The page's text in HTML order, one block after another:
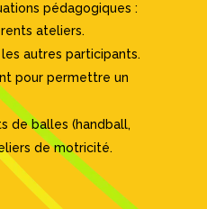
pédagogiques :
ateliers.
autres participants.
pour permettre un
de balles (handball,
de motricité.